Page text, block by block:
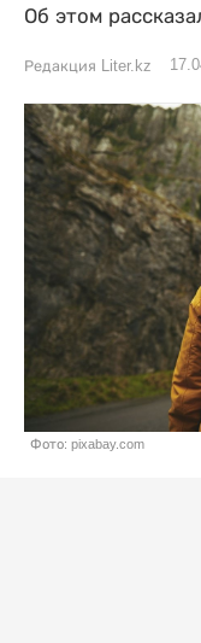
Об этом
Редакция Liter.kz
Фото: pixabay.com